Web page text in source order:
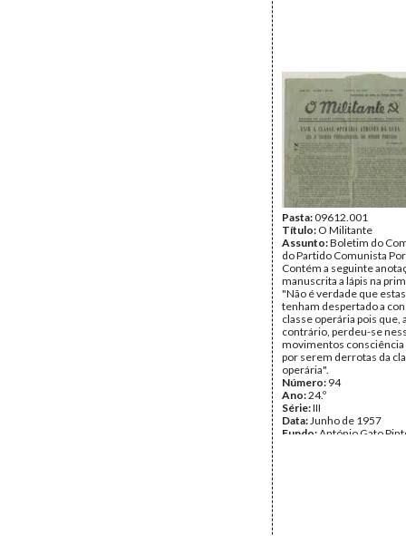
Pasta:09612.001
Título: O Militante
Assunto:Boletim do
do Partido Comunista
Contém a seguinte
manuscrita a lápis na
"Não é verdade que
tenham despertado a
classe operária pois que,
contrário, perdeu-se
movimentos consciência
por serem derrotas da
operária".
Número: 94
Ano:24.º
Série:III
Data:Junho de 1957
Fundo: António Gato